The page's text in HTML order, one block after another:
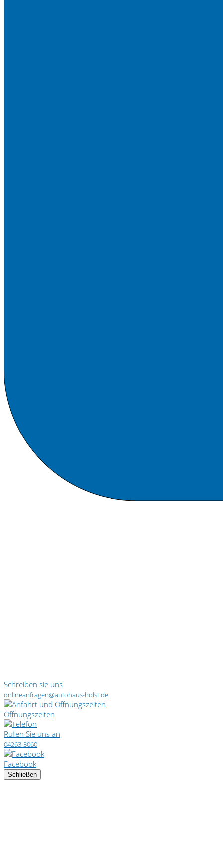
Schreiben sie uns
onlineanfragen@autohaus-holst.de
Öffnungszeiten
Rufen Sie uns an
04263-3060
Facebook
Schließen